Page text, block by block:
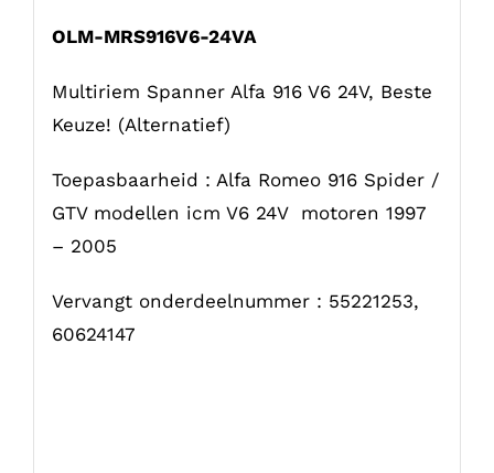
OLM-MRS916V6-24VA
Multiriem Spanner Alfa 916 V6 24V, Beste
Keuze! (Alternatief)
Toepasbaarheid : Alfa Romeo 916 Spider /
GTV modellen icm V6 24V motoren 1997
– 2005
Vervangt onderdeelnummer : 55221253,
60624147